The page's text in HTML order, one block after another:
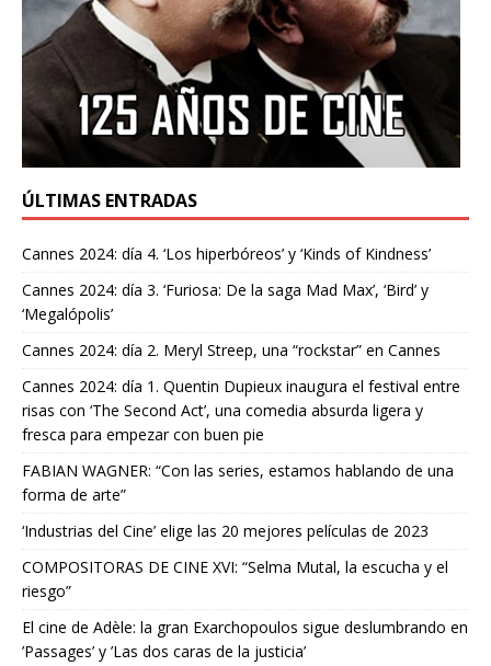
ÚLTIMAS ENTRADAS
Cannes 2024: día 4. ‘Los hiperbóreos’ y ‘Kinds of Kindness’
Cannes 2024: día 3. ‘Furiosa: De la saga Mad Max’, ‘Bird’ y
‘Megalópolis’
Cannes 2024: día 2. Meryl Streep, una “rockstar” en Cannes
Cannes 2024: día 1. Quentin Dupieux inaugura el festival entre
risas con ‘The Second Act’, una comedia absurda ligera y
fresca para empezar con buen pie
FABIAN WAGNER: “Con las series, estamos hablando de una
forma de arte”
‘Industrias del Cine’ elige las 20 mejores películas de 2023
COMPOSITORAS DE CINE XVI: “Selma Mutal, la escucha y el
riesgo”
El cine de Adèle: la gran Exarchopoulos sigue deslumbrando en
’Passages’ y ’Las dos caras de la justicia’